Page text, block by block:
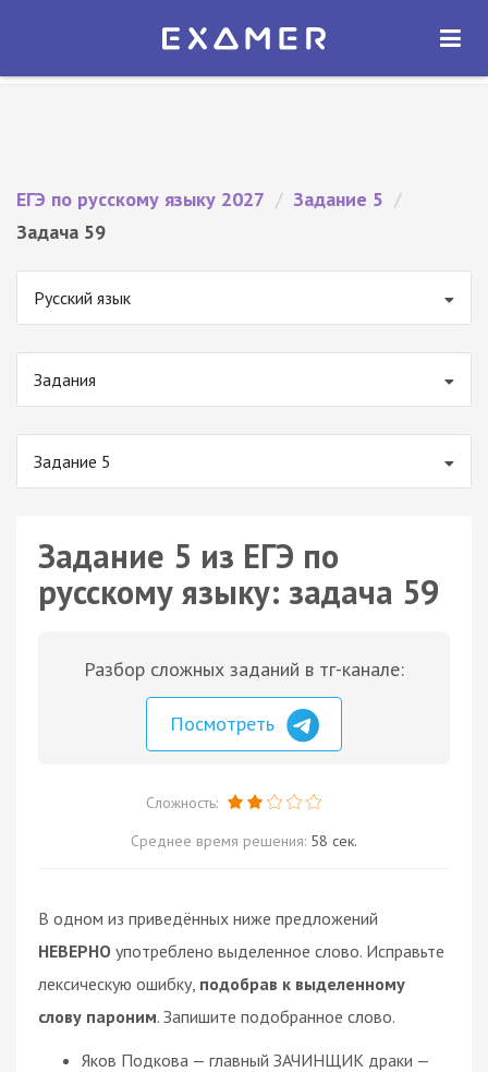
Экзамер — ЕГЭ 2027
ОТКРЫТЬ
ЕГЭ по русскому языку 2027 / Задание 5 /
Задача 59
Русский язык
Задания
Задание 5
Задание 5 из ЕГЭ по
русскому языку: задача 59
Разбор сложных заданий в тг-канале:
Посмотреть
Сложность:
Среднее время решения: 58 сек.
В одном из приведённых ниже предложений
НЕВЕРНО употреблено выделенное слово. Исправьте
лексическую ошибку, подобрав к выделенному
слову пароним. Запишите подобранное слово.
Яков Подкова — главный ЗАЧИНЩИК драки —